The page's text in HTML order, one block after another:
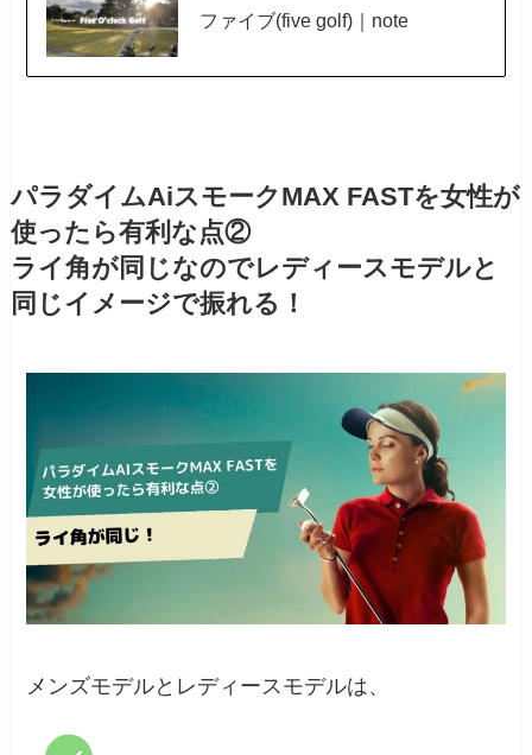
ファイブ(five golf)｜note
パラダイムAiスモークMAX FASTを女性が
使ったら有利な点②
ライ角が同じなのでレディースモデルと
同じイメージで振れる！
メンズモデルとレディースモデルは、